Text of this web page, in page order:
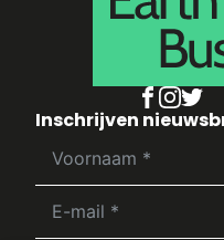
Inschrijven